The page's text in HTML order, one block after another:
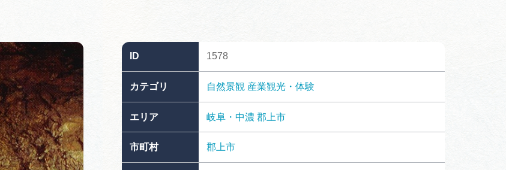
岐阜県アウトドア観光キャン
ペーン
イド
ID 1578
カテゴリ 自然景観 産業観光・体験
エリア 岐阜・中濃 郡上市
市町村 郡上市